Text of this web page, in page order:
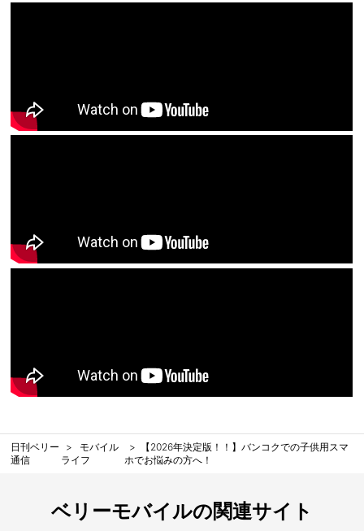
日刊ベリー
通信
モバイル
ライフ
【2026年決定版！！】バンコクでの子供用スマ
ホでお悩みの方へ！
ベリーモバイルの関連サイト